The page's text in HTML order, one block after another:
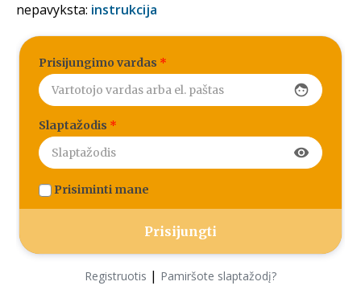
nepavyksta: instrukcija
Prisijungimo vardas *
face
Slaptažodis *
visibility
Prisiminti mane
Registruotis | Pamiršote slaptažodį?